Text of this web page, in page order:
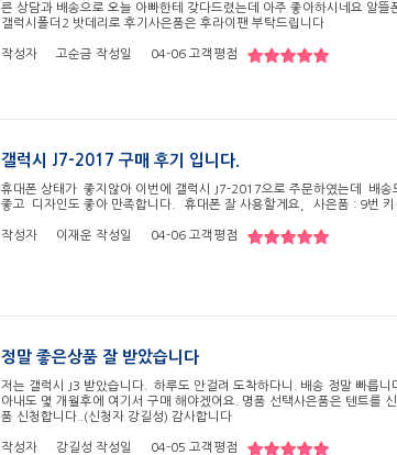
른 상담과 배송으로 오늘 아빠한테 갖다드렸는데 아주 좋아하시네요 알
갤럭시폴더2 밧데리로 후기사은품은 후라이팬 부탁드립니다
작성자 고순금 작성일 04-06 고객평점
갤럭시 J7-2017 구매 후기 입니다.
휴대폰 상태가 좋지않아 이번에 갤럭시 J7-2017으로 주문하였는데 배
좋고 디자인도 좋아 만족합니다. 휴대폰 잘 사용할게요, 사은품 : 9번
작성자 이재운 작성일 04-06 고객평점
정말 좋은상품 잘 받았습니다
저는 갤럭시 J3 받았습니다. 하루도 안걸려 도착하다니. 배송 정말 빠릅
아내도 몇 개월후에 여기서 구매 해야겠어요. 명품 선택사은품은 텐트
품 신청합니다..(신청자 강길성) 감사합니다
작성자 강길성 작성일 04-05 고객평점